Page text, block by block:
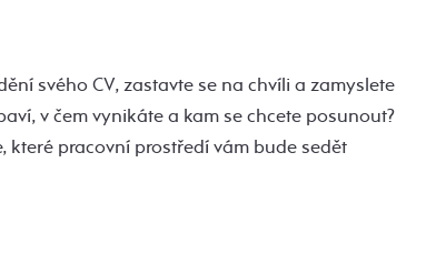
svého CV, zastavte se na chvíli a zamyslete
v čem vynikáte a kam se chcete posunout?
které pracovní prostředí vám bude sedět